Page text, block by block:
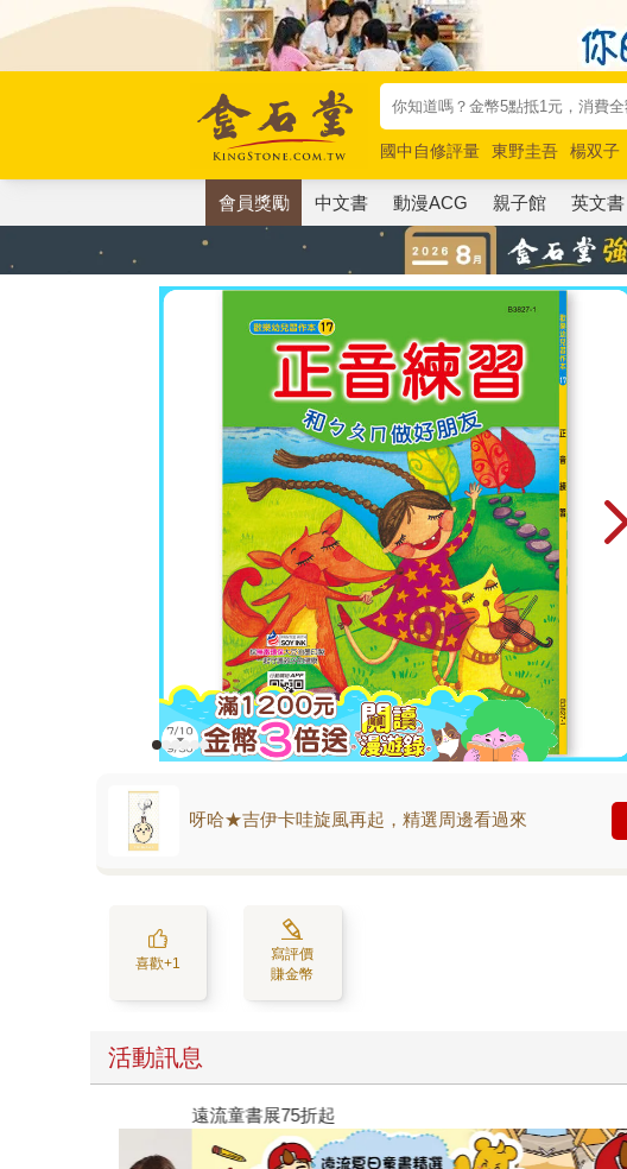
國中自修評量 東野圭吾 楊双子
唯紅花綻放
奧德賽 路邊攤新作
會員獎勵 中文書 動漫ACG 親子館 英文書
呀哈★吉伊卡哇旋風再起，精選周邊看過來
喜歡+1
寫評價
賺金幣
活動訊息
遠流童書展75折起